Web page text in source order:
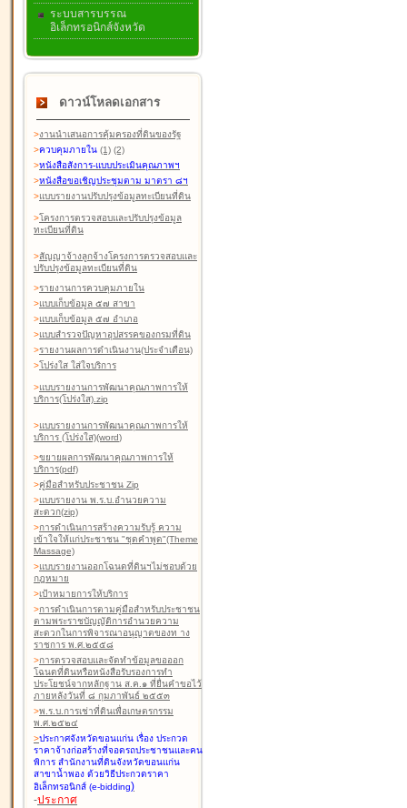
ระบบสารบรรณ
อิเล็กทรอนิกส์จังหวัด
ดาวน์โหลดเอกสาร
>งานนำเสนอการคุ้มครองที่ดินของรัฐ
>ควบคุมภายใน (1) (2)
>หนังสือสังการ-แบบประเมินคุณภาพฯ
>หนังสือขอเชิญประชุมตาม มาตรา ๘ฯ
>แบบรายงานปรับปรุงข้อมูลทะเบียนที่ดิน
>โครงการตรวจสอบและปรับปรุงข้อมูล
ทะเบียนที่ดิน
>สัญญาจ้างลูกจ้างโครงการตรวจสอบและ
ปรับปรุงข้อมูลทะเบียนที่ดิน
>รายงานการควบคุมภายใน
>แบบเก็บข้อมูล ๕๗ สาขา
>แบบเก็บข้อมูล ๕๗ อำเภอ
>แบบสำรวจปัญหาอุปสรรคของกรมที่ดิน
>รายงานผลการดำเนินงาน(ประจำเดือน)
>โปร่งใส ใส่ใจบริการ
>แบบรายงานการพัฒนาคุณภาพการให้
บริการ(โปร่งใส).zip
>แบบรายงานการพัฒนาคุณภาพการให้
บริการ (โปร่งใส)(word)
>ขยายผลการพัฒนาคุณภาพการให้
บริการ(pdf)
>คู่มือสำหรับประชาชน Zip
>แบบรายงาน พ.ร.บ.อำนวยความ
สะดวก(zip)
>การดำเนินการสร้างความรับรู้ ความ
เข้าใจให้แก่ประชาชน "ชุดคำพูด"(Theme
Massage)
>แบบรายงานออกโฉนดที่ดินฯไม่ชอบด้วย
กฎหมาย
>เป้าหมายการให้บริการ
>การดำเนินการตามคู่มือสำหรับประชาชน
ตามพระราชบัญญัติการอำนวยความ
สะดวกในการพิจารณาอนุญาตของท าง
ราชการ พ.ศ.๒๕๕๘
>การตรวจสอบและจัดทำข้อมูลขอออก
โฉนดที่ดินหรือหนังสือรับรองการทำ
ประโยชน์จากหลักฐาน ส.ค.๑ ที่ยื่นคำขอไว้
ภายหลังวันที่ ๘ กุมภาพันธ์ ๒๕๕๓
>พ.ร.บ.การเช่าที่ดินเพื่อเกษตรกรรม
พ.ศ.๒๕๒๔
>ประกาศจังหวัดขอนแก่น เรื่อง ประกวด
ราคาจ้างก่อสร้างที่จอดรถประชาชนและคน
พิการ สำนักงานที่ดินจังหวัดขอนแก่น
สาขาน้ำพอง ด้วยวิธีประกวดราคา
อิเล็กทรอนิกส์ (e-bidding)
-ประกาศ